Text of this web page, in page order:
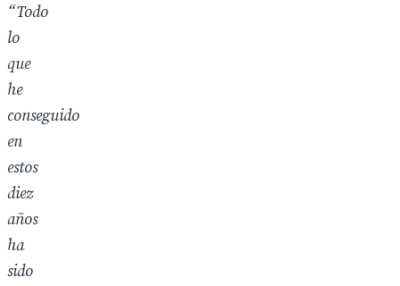
“Todo
lo
que
he
conseguido
en
estos
diez
años
ha
sido